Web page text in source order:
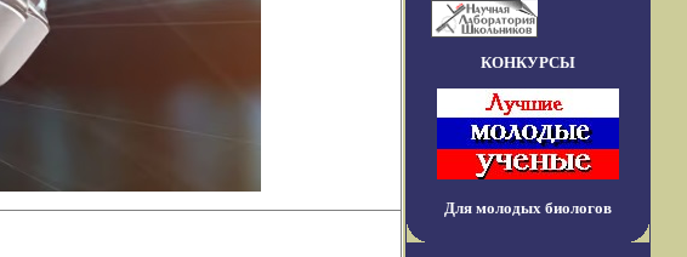
КОНКУРСЫ
Для молодых биологов